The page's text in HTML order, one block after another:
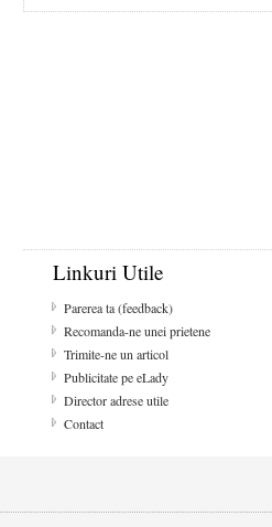
Linkuri Utile
Parerea ta (feedback)
Recomanda-ne unei prietene
Trimite-ne un articol
Publicitate pe eLady
Director adrese utile
Contact